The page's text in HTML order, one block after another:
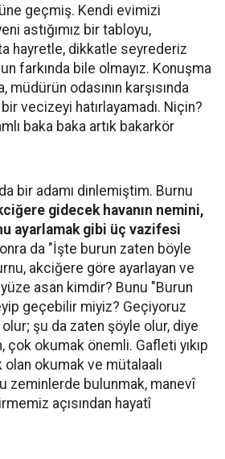
geçmiş. Kendi evimizi
astığımız bir tabloyu,
hayretle, dikkatle seyrederiz
farkında bile olmayız. Konuşma
müdürün odasının karşısında
vecizeyi hatırlayamadı. Niçin?
baka baka artık bakarkör
bir adamı dinlemiştim. Burnu
gidecek havanın nemini,
ayarlamak gibi üç vazifesi
da "İşte burun zaten böyle
akciğere göre ayarlayan ve
asan kimdir? Bunu "Burun
geçebilir miyiz? Geçiyoruz
şu da zaten şöyle olur, diye
çok okumak önemli. Gafleti yıkıp
okumak ve mütalaalı
zeminlerde bulunmak, manevî
açısından hayatî